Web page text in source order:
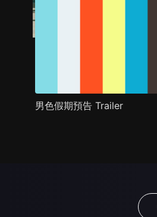
男色假期預告 Trailer